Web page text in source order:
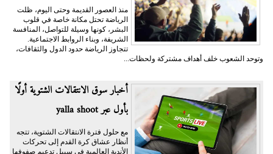
منذ العصور القديمة وحتى اليوم، ظلت
الرياضة تحتل مكانة خاصة في قلوب
البشر، كونها وسيلة للتواصل، المنافسة
الشريفة، وبناء الروابط الاجتماعية.
تتجاوز الرياضة حدود الدول والثقافات،
وتوحد الشعوب خلف أهداف مشتركة ولحظات...
أخبار سوق الانتقالات الشتوية أولًا
بأول عبر yalla shoot
مع حلول فترة الانتقالات الشتوية، تتجه
أنظار عشاق كرة القدم إلى تحركات
الأندية العالمية في سبيل تدعيم صفوفها